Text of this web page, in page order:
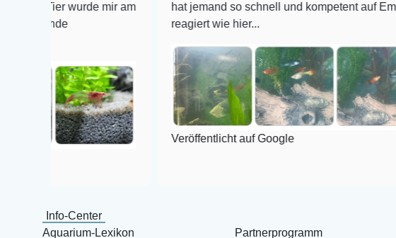
wurde mir am
hat jemand so schnell und kompetent auf Emails
reagiert wie hier...
Veröffentlicht auf Google
Info-Center
Aquarium-Lexikon
Partnerprogramm